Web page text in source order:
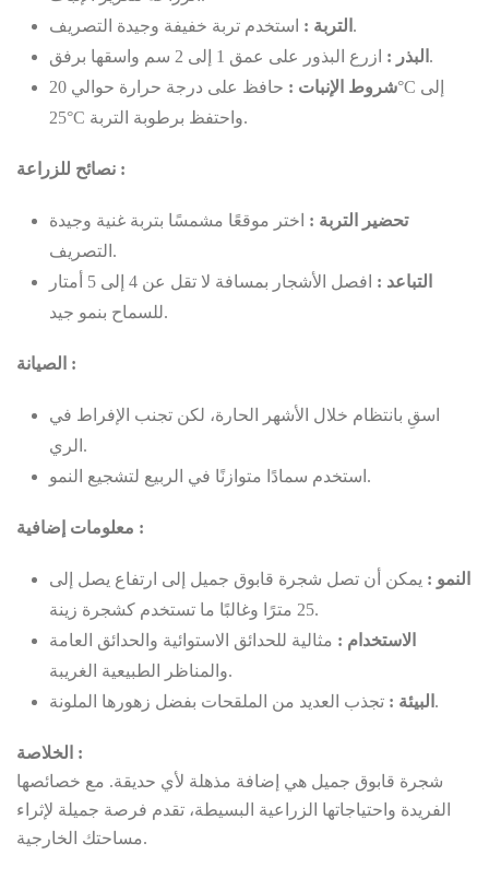
التربة : استخدم تربة خفيفة وجيدة التصريف.
البذر : ازرع البذور على عمق 1 إلى 2 سم واسقها برفق.
شروط الإنبات :
حافظ على درجة حرارة حوالي 20°C إلى
25°C واحتفظ برطوبة التربة.
نصائح للزراعة :
تحضير التربة : اختر موقعًا مشمسًا بتربة غنية وجيدة
التصريف.
التباعد :
افصل الأشجار بمسافة لا تقل عن 4 إلى 5 أمتار
للسماح بنمو جيد.
الصيانة :
اسقِ بانتظام خلال الأشهر الحارة، لكن تجنب الإفراط في
الري.
استخدم سمادًا متوازنًا في الربيع لتشجيع النمو.
معلومات إضافية :
النمو : يمكن أن تصل شجرة قابوق جميل إلى ارتفاع يصل إلى
25 مترًا وغالبًا ما تستخدم كشجرة زينة.
الاستخدام : مثالية للحدائق الاستوائية والحدائق العامة
والمناظر الطبيعية الغريبة.
البيئة : تجذب العديد من الملقحات بفضل زهورها الملونة.
الخلاصة :
شجرة قابوق جميل هي إضافة مذهلة لأي حديقة. مع خصائصها
الفريدة واحتياجاتها الزراعية البسيطة، تقدم فرصة جميلة لإثراء
مساحتك الخارجية.